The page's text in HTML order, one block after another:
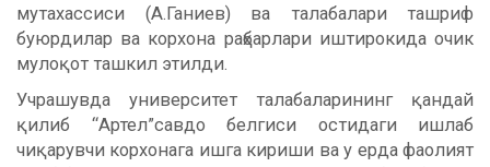
мутахассиси (А.Ганиев) ва талабалари ташриф
буюрдилар ва корхона раҳбарлари иштирокида очик
мулоқот ташкил этилди.
Учрашувда университет талабаларининг қандай
қилиб “Артел”савдо белгиси остидаги ишлаб
чиқарувчи корхонага ишга кириши ва у ерда фаолият